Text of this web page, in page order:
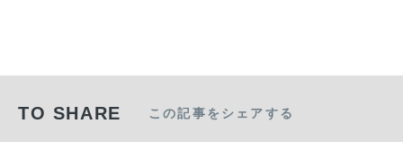
TO SHARE この記事をシェアする